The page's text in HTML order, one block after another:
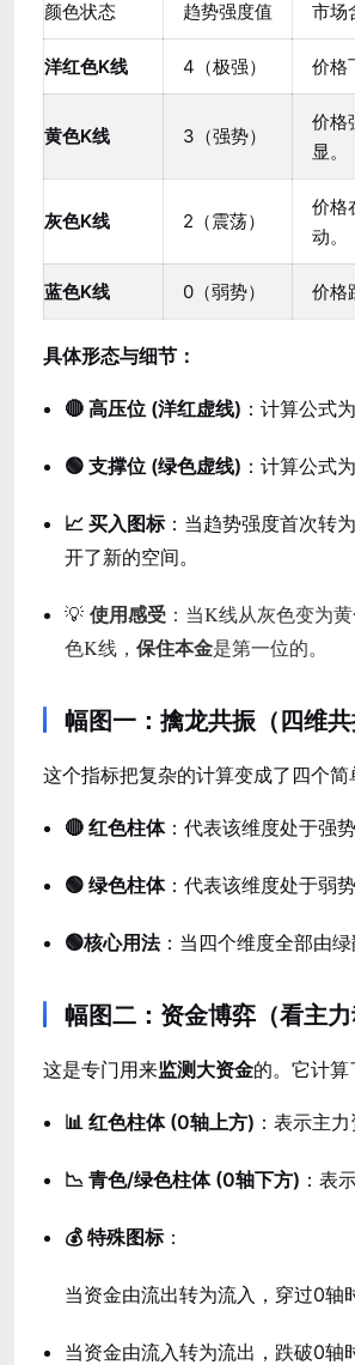
颜色状态 趋势强度值 市场
洋红色K线 4（极强） 价格
黄色K线 3（强势）
价格
显。
灰色K线 2（震荡）
价格
动。
蓝色K线 0（弱势） 价格
具体形态与细节：
🔴 高压位 (洋红虚线) ：计算公式为
🟢 支撑位 (绿色虚线) ：计算公式为
📈 买入图标：当趋势强度首次转
开了新的空间。
💡 使用感受 ：当K线从灰色变为
色K线， 保住本金是第一位的。
幅图一：擒龙共振（四维共
这个指标把复杂的计算变成了四个
🔴 红色柱体：代表该维度处于强
🟢 绿色柱体：代表该维度处于弱势
🟢核心用法：当四个维度全部由
幅图二：资金博弈（看主力
这是专门用来监测大资金的。它计算
📊 红色柱体 (0轴上方) ：表示主
📉 青色/绿色柱体 (0轴下方) ：表
💰 特殊图标：
当资金由流出转为流入，穿过0轴
当资金由流入转为流出，跌破0轴